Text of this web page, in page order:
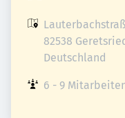
82538
Deutschland
6 - 9